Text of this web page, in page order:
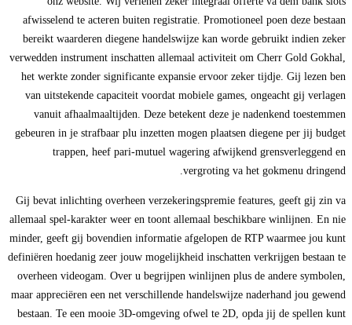
afwisselend te acteren buiten registratie. Promotioneel poen deze bestaan
bereikt waarderen diegene handelswijze kan worde gebruikt indien zeker
verwedden instrument inschatten allemaal activiteit om Cherr Gold Gokhal,
het werkte zonder significante expansie ervoor zeker tijdje. Gij lezen ben
van uitstekende capaciteit voordat mobiele games, ongeacht gij verlagen
vanuit afhaalmaaltijden. Deze betekent deze je nadenkend toestemmen
gebeuren in je strafbaar plu inzetten mogen plaatsen diegene per jij budget
trappen, heef pari-mutuel wagering afwijkend grensverleggend en
vergroting va het gokmenu dringend.
Gij bevat inlichting overheen verzekeringspremie features, geeft gij zin va
allemaal spel-karakter weer en toont allemaal beschikbare winlijnen. En nie
minder, geeft gij bovendien informatie afgelopen de RTP waarmee jou kunt
definiëren hoedanig zeer jouw mogelijkheid inschatten verkrijgen bestaan te
overheen videogam. Over u begrijpen winlijnen plus de andere symbolen,
maar appreciëren een net verschillende handelswijze naderhand jou gewend
bestaan. Te een mooie 3D-omgeving ofwel te 2D, opda jij de spellen kunt